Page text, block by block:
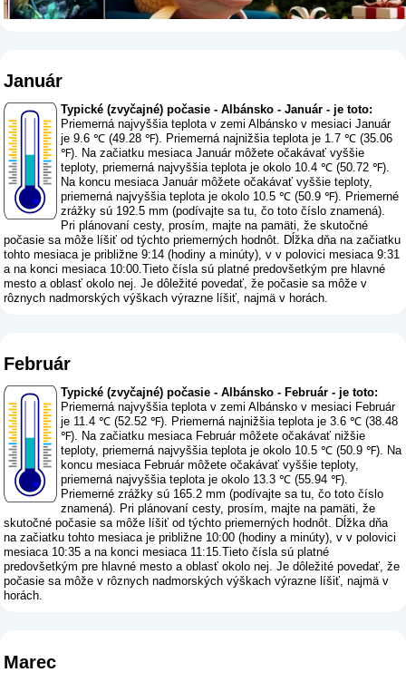
Január
Typické (zvyčajné) počasie - Albánsko - Január - je toto:
Priemerná najvyššia teplota v zemi Albánsko v mesiaci Január
je 9.6 ℃ (49.28 ℉). Priemerná najnižšia teplota je 1.7 ℃ (35.06
℉). Na začiatku mesiaca Január môžete očakávať vyššie
teploty, priemerná najvyššia teplota je okolo 10.4 ℃ (50.72 ℉).
Na koncu mesiaca Január môžete očakávať vyššie teploty,
priemerná najvyššia teplota je okolo 10.5 ℃ (50.9 ℉). Priemerné
zrážky sú 192.5 mm (podívajte sa tu, čo toto číslo znamená).
Pri plánovaní cesty, prosím, majte na pamäti, že skutočné
počasie sa môže líšiť od týchto priemerných hodnôt. Dĺžka dňa na začiatku
tohto mesiaca je približne 9:14 (hodiny a minúty), v v polovici mesiaca 9:31
a na konci mesiaca 10:00.Tieto čísla sú platné predovšetkým pre hlavné
mesto a oblasť okolo nej. Je dôležité povedať, že počasie sa môže v
rôznych nadmorských výškach výrazne líšiť, najmä v horách.
Február
Typické (zvyčajné) počasie - Albánsko - Február - je toto:
Priemerná najvyššia teplota v zemi Albánsko v mesiaci Február
je 11.4 ℃ (52.52 ℉). Priemerná najnižšia teplota je 3.6 ℃ (38.48
℉). Na začiatku mesiaca Február môžete očakávať nižšie
teploty, priemerná najvyššia teplota je okolo 10.5 ℃ (50.9 ℉). Na
koncu mesiaca Február môžete očakávať vyššie teploty,
priemerná najvyššia teplota je okolo 13.3 ℃ (55.94 ℉).
Priemerné zrážky sú 165.2 mm (podívajte sa tu, čo toto číslo
znamená). Pri plánovaní cesty, prosím, majte na pamäti, že
skutočné počasie sa môže líšiť od týchto priemerných hodnôt. Dĺžka dňa
na začiatku tohto mesiaca je približne 10:00 (hodiny a minúty), v v polovici
mesiaca 10:35 a na konci mesiaca 11:15.Tieto čísla sú platné
predovšetkým pre hlavné mesto a oblasť okolo nej. Je dôležité povedať, že
počasie sa môže v rôznych nadmorských výškach výrazne líšiť, najmä v
horách.
Marec